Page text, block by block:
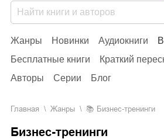
Жанры Новинки Аудиокниги
Бесплатные книги
Краткий
Авторы
Серии Блог
Главная Жанры Бизнес-тренинги
Бизнес-тренинги